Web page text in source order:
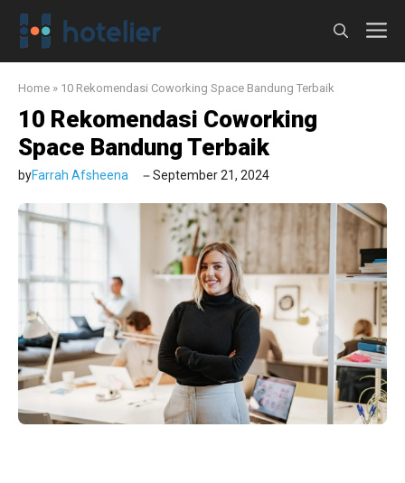
Langsung
Home » 10 Rekomendasi Coworking Space Bandung Terbaik
10 Rekomendasi Coworking
Space Bandung Terbaik
byFarrah Afsheena September 21, 2024